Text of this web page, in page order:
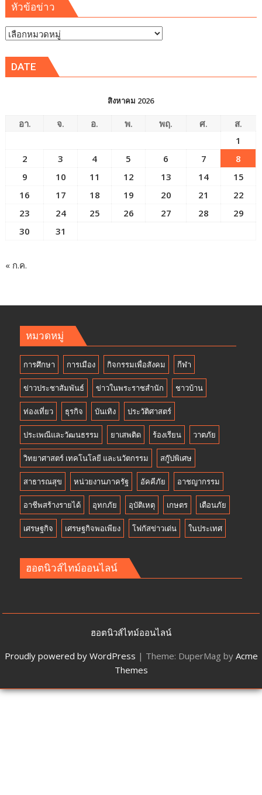
หัวข้อข่าว
หัวข้อ
DATE
สิงหาคม 2026
อา. จ. อ. พ. พฤ. ศ.
ส.
1
2
3 4 5 6 7
8
9
10 11 12 13 14
15
16
17 18 19 20 21
22
23
24 25 26 27 28
29
30
31
« ก.ค.
หมวดหมู่
การศึกษา การเมือง กิจกรรมเพื่อสังคม กีฬา
ข่าวประชาสัมพันธ์ ข่าวในพระราชสำนัก ชาวบ้าน
ท่องเที่ยว ธุรกิจ บันเทิง ประวัติศาสตร์
ประเพณีและวัฒนธรรม ยาเสพติด ร้องเรียน วาตภัย
วิทยาศาสตร์ เทคโนโลยี และนวัตกรรม สกู๊ปพิเศษ
สาธารณสุข หน่วยงานภาครัฐ อัคคีภัย อาชญากรรม
อาชีพสร้างรายได้ อุทกภัย อุบัติเหตุ เกษตร เตือนภัย
เศรษฐกิจ เศรษฐกิจพอเพียง โฟกัสข่าวเด่น ในประเทศ
ฮอตนิวส์ไทม์ออนไลน์
ฮอตนิวส์ไทม์ออนไลน์
Proudly powered by WordPress | Theme: DuperMag by Acme
Themes